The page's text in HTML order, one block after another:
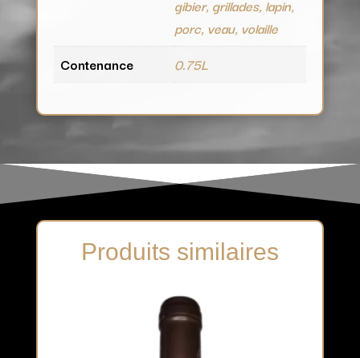
gibier, grillades, lapin,
porc, veau, volaille
Contenance
0.75L
Produits similaires